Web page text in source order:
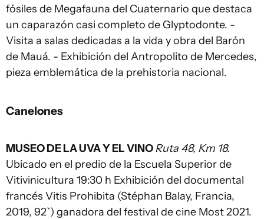
fósiles de Megafauna del Cuaternario que destaca
un caparazón casi completo de Glyptodonte. -
Visita a salas dedicadas a la vida y obra del Barón
de Mauá. - Exhibición del Antropolito de Mercedes,
pieza emblemática de la prehistoria nacional.
Canelones
MUSEO DE LA UVA Y EL VINORuta 48, Km 18.
Ubicado en el predio de la Escuela Superior de
Vitivinicultura 19:30 h Exhibición del documental
francés Vitis Prohibita (Stéphan Balay, Francia,
2019, 92`) ganadora del festival de cine Most 2021.